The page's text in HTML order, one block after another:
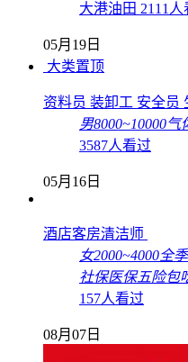
大港油田 2111人
05月19日
大类置顶
资料员 装卸工 安全员
男8000~10000气
3587人看过
05月16日
酒店客房清洁师
女2000~4000全
社保医保五险包
157人看过
08月07日